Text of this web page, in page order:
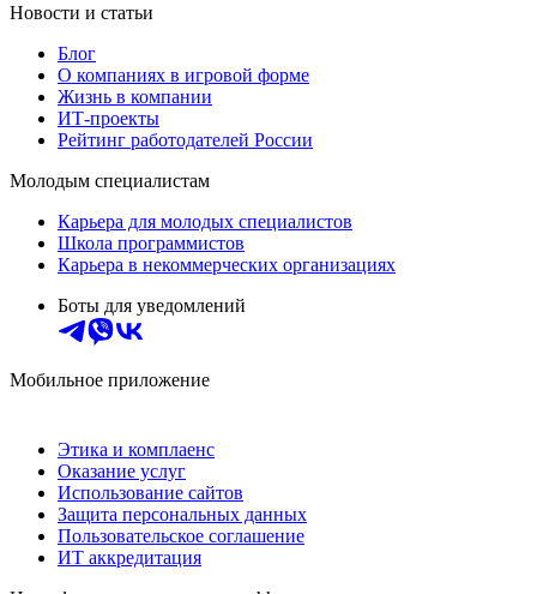
Новости и статьи
Блог
О компаниях в игровой форме
Жизнь в компании
ИТ-проекты
Рейтинг работодателей России
Молодым специалистам
Карьера для молодых специалистов
Школа программистов
Карьера в некоммерческих организациях
Боты для уведомлений
Мобильное приложение
Этика и комплаенс
Оказание услуг
Использование сайтов
Защита персональных данных
Пользовательское соглашение
ИТ аккредитация